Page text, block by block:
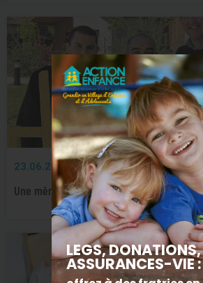
23.06.2026 PARTENARIATS
Une même vision écoenvironnementale